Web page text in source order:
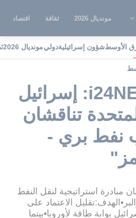
مونديال 2026 ثقافة اقتصاد
الأوسطشؤون إسرائيليةدوليمونديال 2026
‏كشف i24NEWS: إسرائيل
تناقشان
نفط بري -
مبادرة استراتيجية لنقل النفط
الاعتماد على
بوابة طاقة لأوروبا•بينما